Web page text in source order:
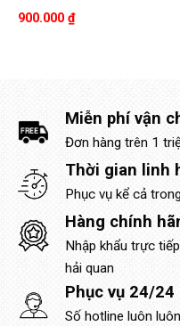
900.000 ₫
Miễn phí vận
Đơn hàng trên 1
Thời gian linh
Phục vụ kể cả
Hàng chính
Nhập khẩu trực
hải quan
Phục vụ 24/24
Số hotline luôn